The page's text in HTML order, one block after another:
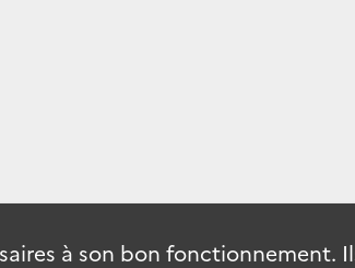
à son bon fonctionnement.